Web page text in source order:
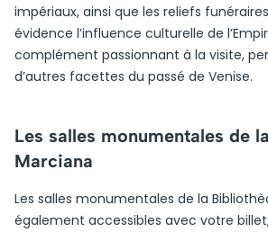
impériaux, ainsi que les reliefs
évidence l’influence culturelle de
complément passionnant à la visite,
d’autres facettes du passé de Venise.
Les salles monumentales de
Marciana
Les salles monumentales de la
également accessibles avec votre